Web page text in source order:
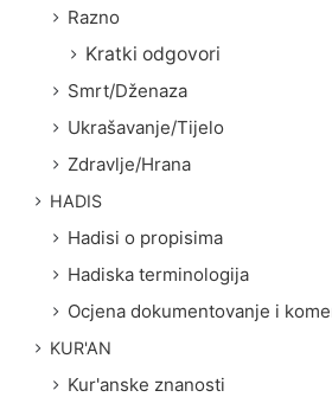
Razno
Kratki odgovori
Smrt/Dženaza
Ukrašavanje/Tijelo
Zdravlje/Hrana
HADIS
Hadisi o propisima
Hadiska terminologija
Ocjena dokumentovanje i
KUR'AN
Kur'anske znanosti